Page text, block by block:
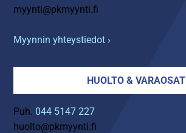
myynti@pkmyynti.fi
Myynnin yhteystiedot ›
HUOLTO & VARAOSAT
Puh. 044 5147 227
huolto@pkmyynti.fi